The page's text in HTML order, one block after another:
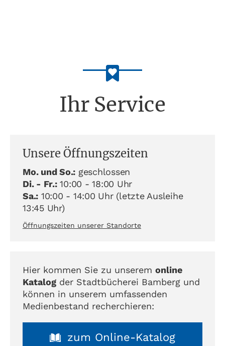
Ihr Service
Unsere Öffnungszeiten
Mo. und So.: geschlossen
Di. - Fr.:10:00 - 18:00 Uhr
Sa.: 10:00 - 14:00 Uhr (letzte Ausleihe
13:45 Uhr)
Öffnungszeiten unserer Standorte
Hier kommen Sie zu unserem online
Katalog der Stadtbücherei Bamberg und
können in unserem umfassenden
Medienbestand recherchieren:
zum Online-Katalog